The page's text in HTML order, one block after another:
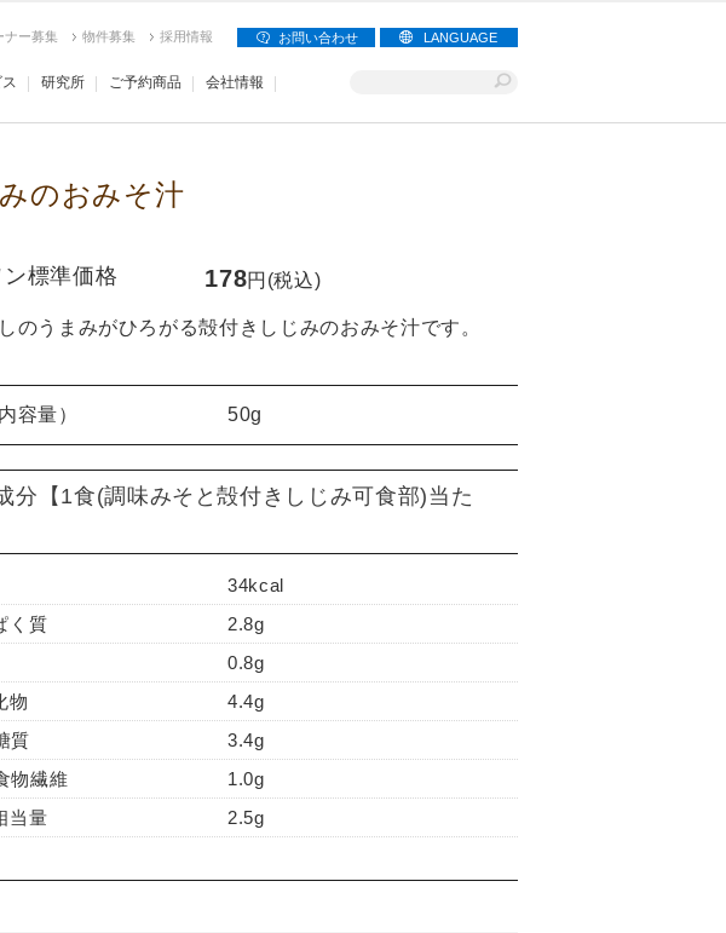
ナー募集 物件募集 採用情報 お問い合わせ LANGUAGE
研究所 ご予約商品 会社情報
のおみそ汁
ン標準価格 178円(税込)
のうまみがひろがる殻付きしじみのおみそ汁です。
容量） 50g
分 【1食(調味みそと殻付きしじみ可食部)当た
34kcal
く質
2.8g
0.8g
物
4.4g
質
3.4g
物繊維
1.0g
当量
2.5g